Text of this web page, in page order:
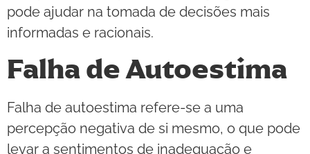
pode ajudar na tomada de decisões mais
informadas e racionais.
Falha de Autoestima
Falha de autoestima refere-se a uma
percepção negativa de si mesmo, o que pode
levar a sentimentos de inadequação e